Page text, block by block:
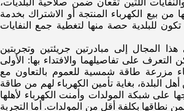
اللتين تقعان ضمن صلاحية البلديات،
من بيع الكهرباء المنتجة أو الاشتراك بخدمة
تكون للبلدية حصة منها لتغطية جمع النفايات
المجال إلى مبادرتين جريئتين وتجربتين
التعرف على تفاصيلهما والافتداء بها: الأولى
مزرعة طاقة شمسية للعموم بالتعاون مع
البلدة، بغاية تأمين الكهرباء لهم من طاقة
على شبكة المولدات وأمنت الكهرباء لأهلها
نطاقها بكلفة أقل من المولدات. أما التجربة